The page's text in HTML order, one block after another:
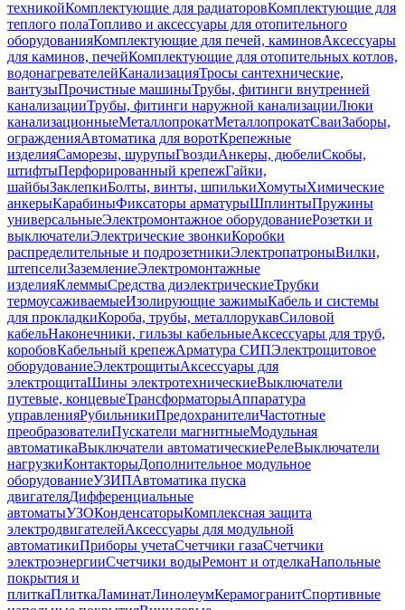
техникойКомплектующие для радиаторовКомплектующие для
теплого полаТопливо и аксессуары для отопительного
оборудованияКомплектующие для печей, каминовАксессуары
для каминов, печейКомплектующие для отопительных котлов,
водонагревателейКанализацияТросы сантехнические,
вантузыПрочистные машиныТрубы, фитинги внутренней
канализацииТрубы, фитинги наружной канализацииЛюки
канализационныеМеталлопрокатМеталлопрокатСваиЗаборы,
огражденияАвтоматика для воротКрепежные
изделияСаморезы, шурупыГвоздиАнкеры, дюбелиСкобы,
штифтыПерфорированный крепежГайки,
шайбыЗаклепкиБолты, винты, шпилькиХомутыХимические
анкерыКарабиныФиксаторы арматурыШплинтыПружины
универсальныеЭлектромонтажное оборудованиеРозетки и
выключателиЭлектрические звонкиКоробки
распределительные и подрозетникиЭлектропатроныВилки,
штепселиЗаземлениеЭлектромонтажные
изделияКлеммыСредства диэлектрическиеТрубки
термоусаживаемыеИзолирующие зажимыКабель и системы
для прокладкиКороба, трубы, металлорукавСиловой
кабельНаконечники, гильзы кабельныеАксессуары для труб,
коробовКабельный крепежАрматура СИПЭлектрощитовое
оборудованиеЭлектрощитыАксессуары для
электрощитаШины электротехническиеВыключатели
путевые, концевыеТрансформаторыАппаратура
управленияРубильникиПредохранителиЧастотные
преобразователиПускатели магнитныеМодульная
автоматикаВыключатели автоматическиеРелеВыключатели
нагрузкиКонтакторыДополнительное модульное
оборудованиеУЗИПАвтоматика пуска
двигателяДифференциальные
автоматыУЗОКонденсаторыКомплексная защита
электродвигателейАксессуары для модульной
автоматикиПриборы учетаСчетчики газаСчетчики
электроэнергииСчетчики водыРемонт и отделкаНапольные
покрытия и
плиткаПлиткаЛаминатЛинолеумКерамогранитСпортивные